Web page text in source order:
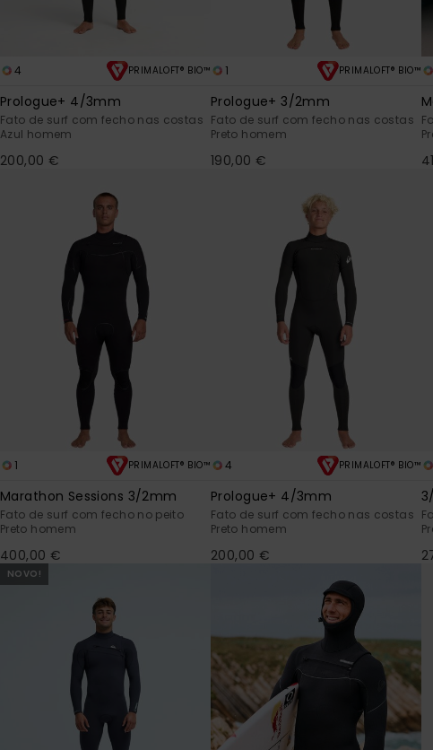
4 PRIMALOFT® BIO™
Prologue+ 4/3mm
Fato de surf com fecho nas costas
Azul homem
200,00 €
1 PRIMALOFT® BIO™
Prologue+ 3/2mm
Fato de surf com fecho nas costas
Preto homem
190,00 €
1 PRIMALOFT® BIO™
Marathon Sessions 3/2mm
Fato de surf com fecho no peito
Preto homem
400,00 €
4 PRIMALOFT® BIO™
Prologue+ 4/3mm
Fato de surf com fecho nas costas
Preto homem
200,00 €
NOVO!